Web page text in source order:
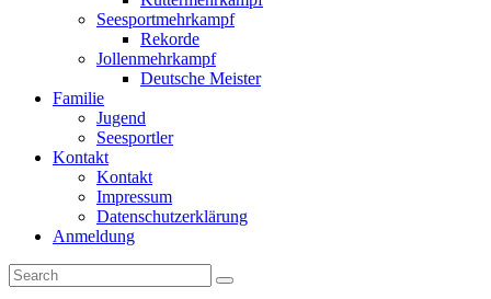
Seesportmehrkampf
Rekorde
Jollenmehrkampf
Deutsche Meister
Familie
Jugend
Seesportler
Kontakt
Kontakt
Impressum
Datenschutzerklärung
Anmeldung